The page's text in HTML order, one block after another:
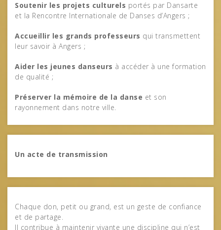
Soutenir les projets culturels portés par Dansarte
et la Rencontre Internationale de Danses d’Angers ;
Accueillir les grands professeurs qui transmettent
leur savoir à Angers ;
Aider les jeunes danseurs à accéder à une formation
de qualité ;
Préserver la mémoire de la danse et son
rayonnement dans notre ville.
Un acte de transmission
Chaque don, petit ou grand, est un geste de confiance
et de partage.
Il contribue à maintenir vivante une discipline qui n’est